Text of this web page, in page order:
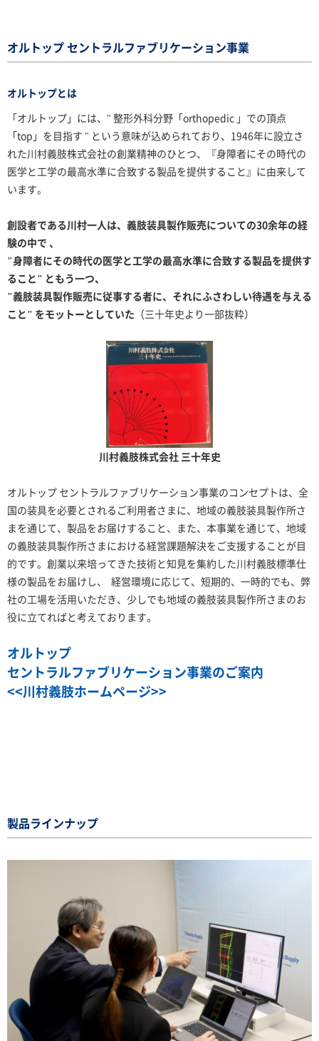
オルトップ セントラルファブリケーション事業
オルトップとは
「オルトップ」には、" 整形外科分野「orthopedic 」での頂点
「top」を目指す " という意味が込められており、 1946年に設立さ
れた川村義肢株式会社の創業精神のひとつ、
『身障者にその時代の
医学と工学の最高水準に合致する製品を提供すること』 に由来して
います。
創設者である川村一人は、義肢装具製作販売についての30余年の経
験の中で 、
"身障者にその時代の医学と工学の最高水準に合致する製品を提供す
ること" ともう一つ、
"義肢装具製作販売に従事する者に、それにふさわしい待遇を与える
こと" をモットーとしていた （三十年史より一部抜粋）
川村義肢株式会社 三十年史
オルトップ セントラルファブリケーション事業のコンセプトは、全
国の装具を必要とされるご利用者さまに、地域の義肢装具製作所さ
まを通じて、製品をお届けすること、また、本事業を通じて、地域
の義肢装具製作所さまにおける経営課題解決をご支援することが目
的です。 創業以来培ってきた技術と知見を集約した川村義肢標準仕
様の製品をお届けし、 経営環境に応じて、短期的、一時的でも、弊
社の工場を活用いただき、少しでも地域の義肢装具製作所さまのお
役に立てればと考えております。
オルトップ
セントラルファブリケーション事業のご案内
<<川村義肢ホームページ>>
製品ラインナップ